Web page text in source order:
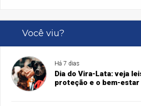
Você viu?
Há 7 dias
Dia do Vira-Lata: veja
proteção e o bem-estar